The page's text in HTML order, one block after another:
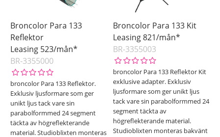
Broncolor Para 133
Reflektor
Leasing 523/mån*
BR-3355000
broncolor Para 133 Reflektor.
Exklusiv ljusformare som ger
unikt ljus tack vare sin
parabolformmed 24 segment
täckta av högreflekterande
material. Studioblixten monteras
Broncolor Para 133 Kit
Leasing 821/mån*
BR-3355003
broncolor Para 133 Reflektor Kit
exklusive adapter. Exklusiv
ljusformare som ger unikt ljus
tack vare sin parabolformmed 24
segment täckta av
högreflekterande material.
Studioblixten monteras bakvänt